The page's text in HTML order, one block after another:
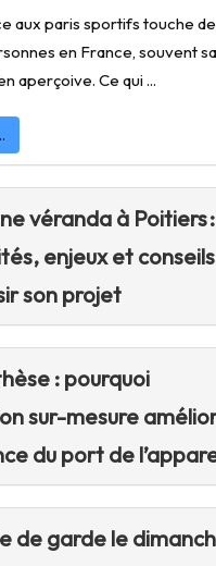
aux paris sportifs touche
en France, souvent
aperçoive. Ce qui ...
véranda à Poitiers :
enjeux et conseils
son projet
: pourquoi
sur-mesure
du port de
de garde le